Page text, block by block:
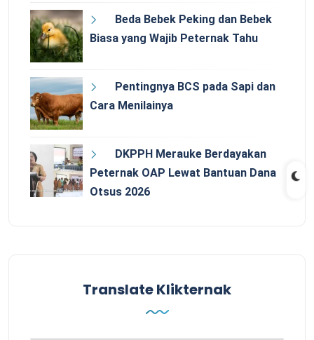
Beda Bebek Peking dan Bebek
Biasa yang Wajib Peternak Tahu
Pentingnya BCS pada Sapi dan
Cara Menilainya
DKPPH Merauke Berdayakan
Peternak OAP Lewat Bantuan Dana
Otsus 2026
Translate Klikternak